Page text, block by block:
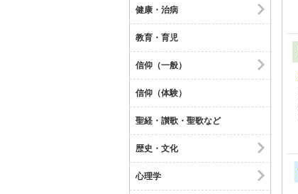
健康・治病
教育・育児
信仰（一般）
信仰（体験）
聖経・讃歌・聖歌など
歴史・文化
心理学